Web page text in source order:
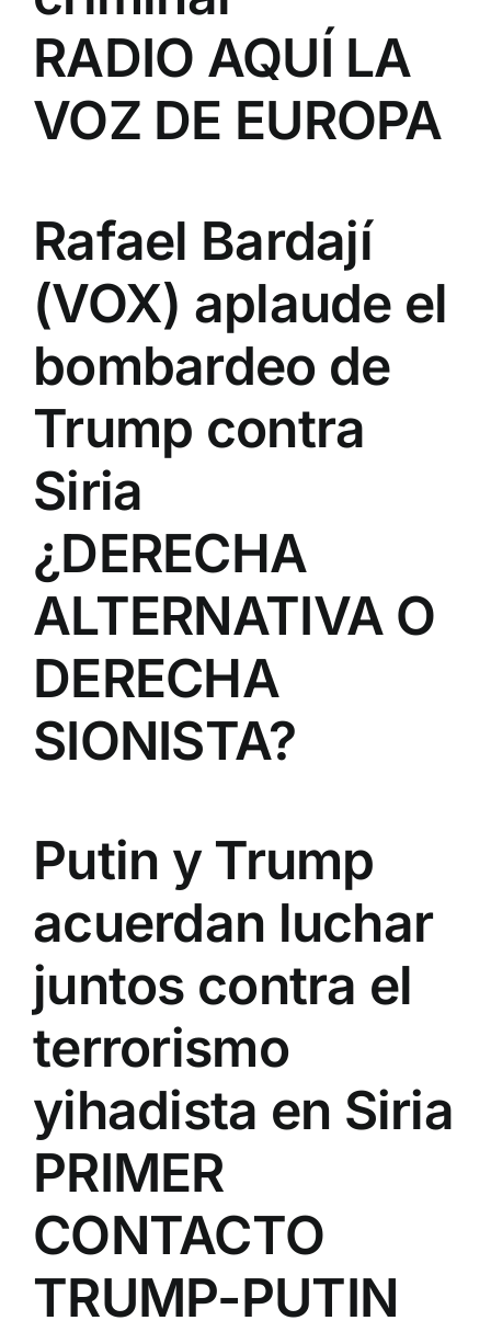
RADIO AQUÍ LA
VOZ DE EUROPA
Rafael Bardají
(VOX) aplaude el
bombardeo de
Trump contra
Siria
¿DERECHA
ALTERNATIVA O
DERECHA
SIONISTA?
Putin y Trump
acuerdan luchar
juntos contra el
terrorismo
yihadista en Siria
PRIMER
CONTACTO
TRUMP-PUTIN